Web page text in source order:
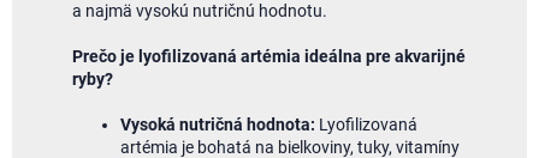
a najmä vysokú nutričnú hodnotu.
Prečo je lyofilizovaná artémia ideálna pre akvarijné
ryby?
Vysoká nutričná hodnota: Lyofilizovaná
artémia je bohatá na bielkoviny, tuky, vitamíny